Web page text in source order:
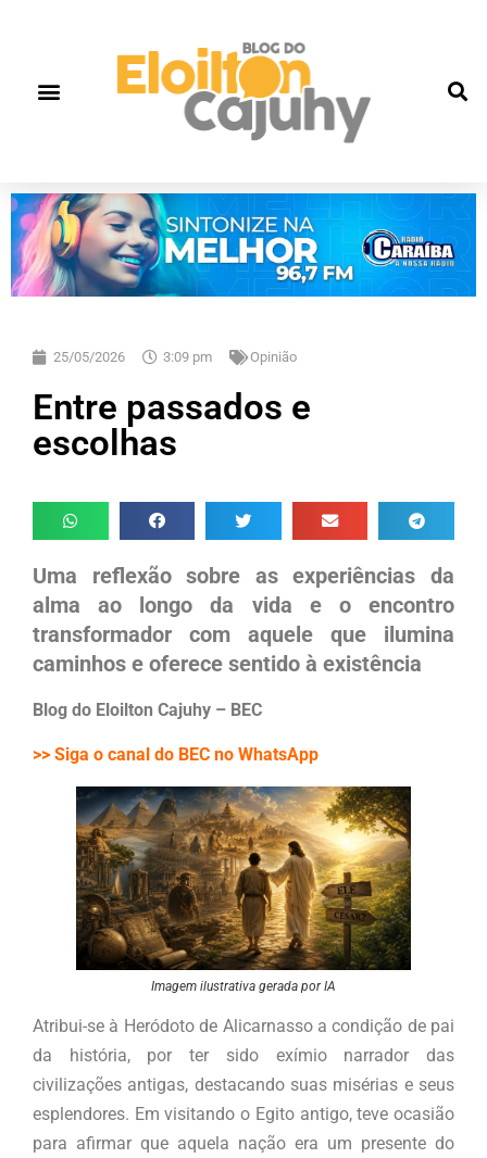
25/05/2026 3:09 pm Opinião
Entre passados e
escolhas
Uma reflexão sobre as experiências da
alma ao longo da vida e o encontro
transformador com aquele que ilumina
caminhos e oferece sentido à existência
Blog do Eloilton Cajuhy – BEC
>> Siga o canal do BEC no WhatsApp
Imagem ilustrativa gerada por IA
Atribui-se à Heródoto de Alicarnasso a condição de pai
da história, por ter sido exímio narrador das
civilizações antigas, destacando suas misérias e seus
esplendores. Em visitando o Egito antigo, teve ocasião
para afirmar que aquela nação era um presente do